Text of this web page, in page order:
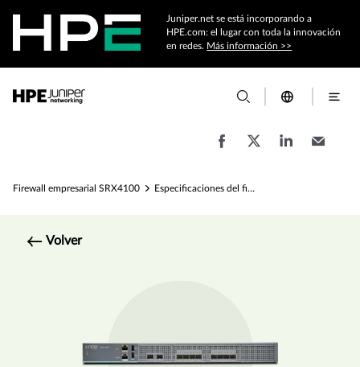
Juniper.net se está incorporando a
HPE.com: el lugar con toda la innovación
en redes. Más información >>
Firewall empresarial SRX4100 Especificaciones del firewall empresarial de la puerta de enlace de servicios SRX4100
Volver